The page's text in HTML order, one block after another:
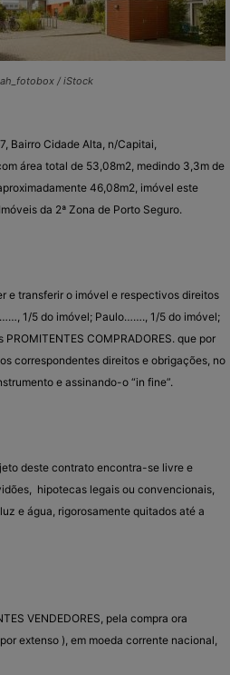
/ iStock
Bairro Cidade Alta, n/Capitai,
área total de 53,08m2, medindo 3,3m de
46,08m2, imóvel este
da 2ª Zona de Porto Seguro.
e transferir o imóvel e respectivos direitos
1/5 do imóvel; Paulo……., 1/5 do imóvel;
COMPRADORES. que por
correspondentes direitos e obrigações, no
e assinando-o “in fine”.
deste contrato encontra-se livre e
hipotecas legais ou convencionais,
e água, rigorosamente quitados até a
VENDEDORES, pela compra ora
extenso ), em moeda corrente nacional,